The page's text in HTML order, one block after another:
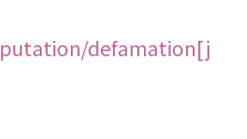
defamation[j